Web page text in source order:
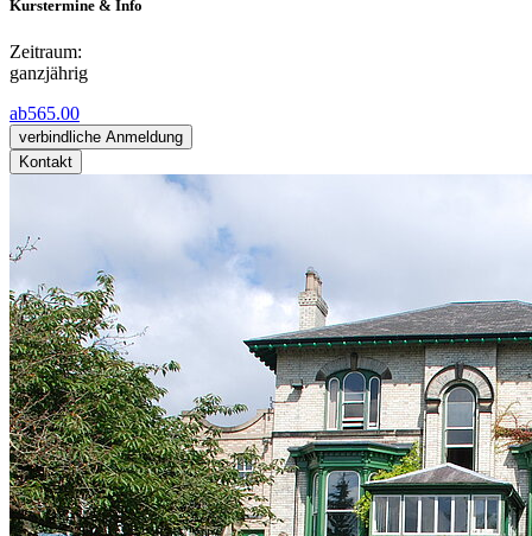
Kurstermine & Info
Zeitraum:
ganzjährig
ab565.00
verbindliche Anmeldung
Kontakt